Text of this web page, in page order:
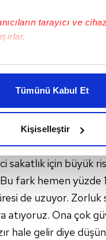
tarayıcı ve
halinde sizlere
yaşatabiliriz.
daha iyi bir reklam
gösterdiğimizi ve
sizlere hatırlatmak
bu çerezlere
hedefli reklamlar
Tümünü Kabul Et
Kişiselleştir
durumuyla ilgili de
10 ay oldu. Biz
Kendisi
amacımız onu 5., 6.
haline
arasında
sakatlık için büyük
fark hemen yüzde
de uzuyor. Zorluk
atıyoruz. Ona çok
hale gelir diye